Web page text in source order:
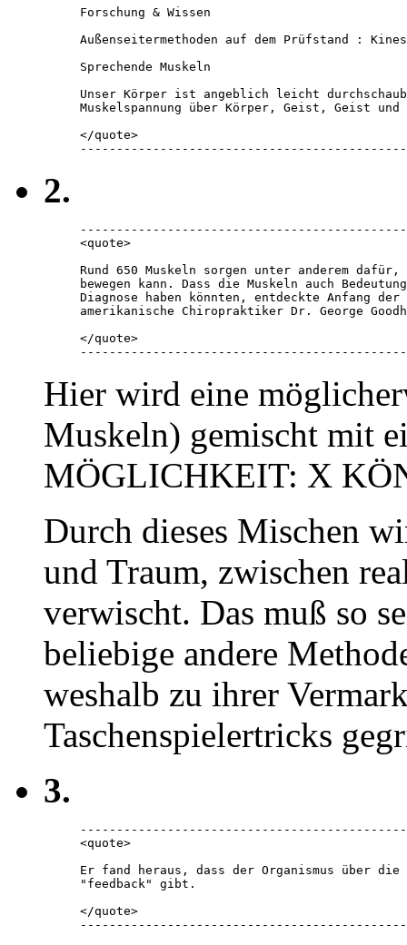
Forschung & Wissen
Außenseitermethoden auf dem Prüfstand :
Sprechende Muskeln
Unser Körper ist angeblich leicht
Muskelspannung über Körper, Geist, Geist
</quote>
2.
<quote>
Rund 650 Muskeln sorgen unter anderem
bewegen kann. Dass die Muskeln auch
Diagnose haben könnten, entdeckte Anfang
amerikanische Chiropraktiker Dr. George
</quote>
Hier wird eine
Muskeln) gemischt mit
MÖGLICHKEIT: X
Durch dieses Mischen
und Traum, zwischen
verwischt. Das muß so
beliebige andere
weshalb zu ihrer
Taschenspielertricks
3.
<quote>
Er fand heraus, dass der Organismus über
"feedback" gibt.
</quote>